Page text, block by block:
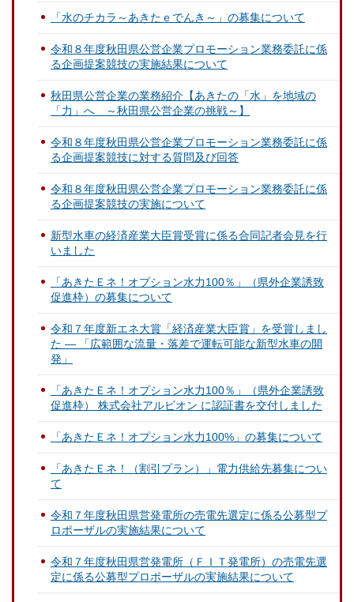
「水のチカラ～あきたｅでんき～」の募集について
令和８年度秋田県公営企業プロモーション業務委託に係
る企画提案競技の実施結果について
秋田県公営企業の業務紹介【あきたの「水」を地域の
「力」へ ～秋田県公営企業の挑戦～】
令和８年度秋田県公営企業プロモーション業務委託に係
る企画提案競技に対する質問及び回答
令和８年度秋田県公営企業プロモーション業務委託に係
る企画提案競技の実施について
新型水車の経済産業大臣賞受賞に係る合同記者会見を行
いました
「あきたＥネ！オプション水力100％」（県外企業誘致
促進枠）の募集について
令和７年度新エネ大賞「経済産業大臣賞」を受賞しまし
た ― 「広範囲な流量・落差で運転可能な新型水車の開
発」
「あきたＥネ！オプション水力100％」（県外企業誘致
促進枠） 株式会社アルビオン に認証書を交付しました
「あきたＥネ！オプション水力100%」の募集について
「あきたＥネ！（割引プラン）」電力供給先募集につい
て
令和７年度秋田県営発電所の売電先選定に係る公募型プ
ロポーザルの実施結果について
令和７年度秋田県営発電所（ＦＩＴ発電所）の売電先選
定に係る公募型プロポーザルの実施結果について